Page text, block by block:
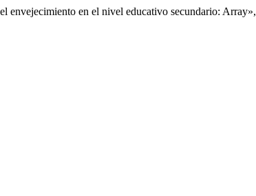
envejecimiento en el nivel educativo secundario: Array»,